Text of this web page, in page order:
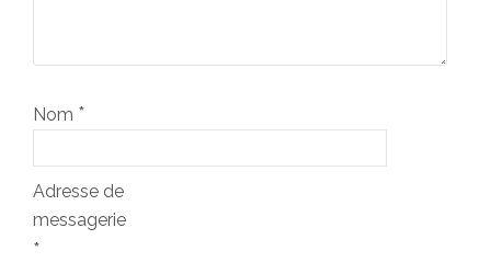
Nom *
Adresse de
messagerie
*